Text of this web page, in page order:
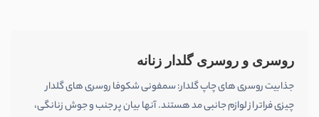
روسری و روسری گلدار زنانه
جذابیت روسری های چاپ گلدار: سمفونی شکوفا روسری های گلدار
چیزی فراتر از لوازم جانبی مد هستند. آنها بیان پر جنب و جوش زنانگی،